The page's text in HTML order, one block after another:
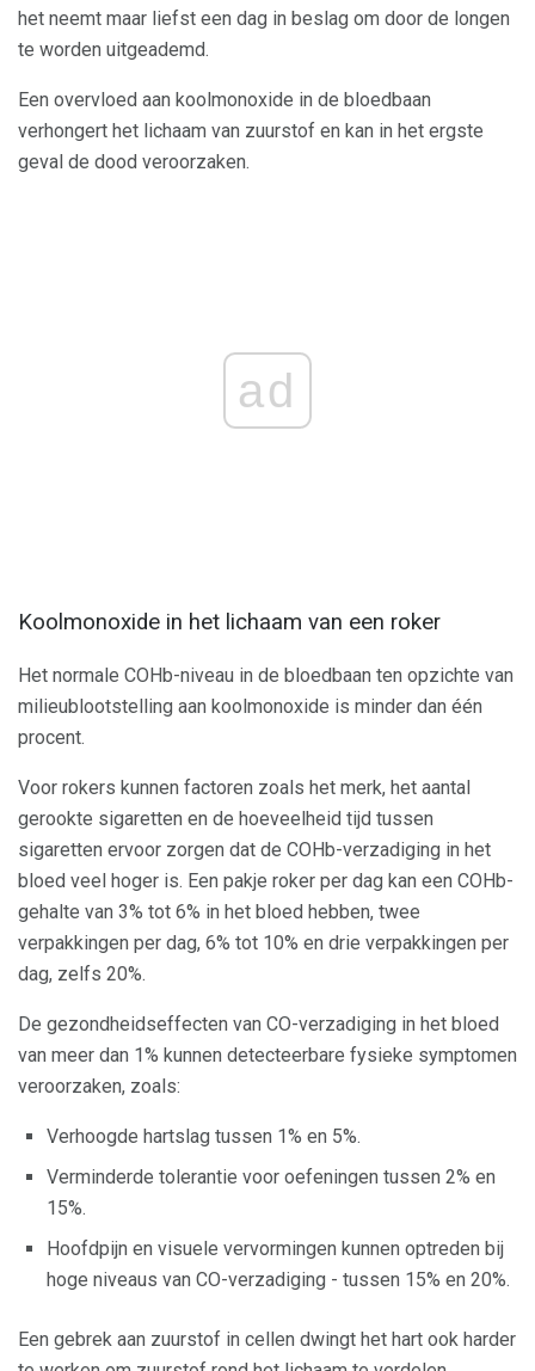
het neemt maar liefst een dag in beslag om door de longen
te worden uitgeademd.
Een overvloed aan koolmonoxide in de bloedbaan
verhongert het lichaam van zuurstof en kan in het ergste
geval de dood veroorzaken.
ad
Koolmonoxide in het lichaam van een roker
Het normale COHb-niveau in de bloedbaan ten opzichte van
milieublootstelling aan koolmonoxide is minder dan één
procent.
Voor rokers kunnen factoren zoals het merk, het aantal
gerookte sigaretten en de hoeveelheid tijd tussen
sigaretten ervoor zorgen dat de COHb-verzadiging in het
bloed veel hoger is. Een pakje roker per dag kan een COHb-
gehalte van 3% tot 6% in het bloed hebben, twee
verpakkingen per dag, 6% tot 10% en drie verpakkingen per
dag, zelfs 20%.
De gezondheidseffecten van CO-verzadiging in het bloed
van meer dan 1% kunnen detecteerbare fysieke symptomen
veroorzaken, zoals:
Verhoogde hartslag tussen 1% en 5%.
Verminderde tolerantie voor oefeningen tussen 2% en
15%.
Hoofdpijn en visuele vervormingen kunnen optreden bij
hoge niveaus van CO-verzadiging - tussen 15% en 20%.
Een gebrek aan zuurstof in cellen dwingt het hart ook harder